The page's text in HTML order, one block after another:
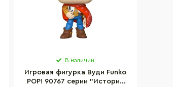
В наличии
Игровая фигурка Вуди Funko
POP! 90767 серии "История